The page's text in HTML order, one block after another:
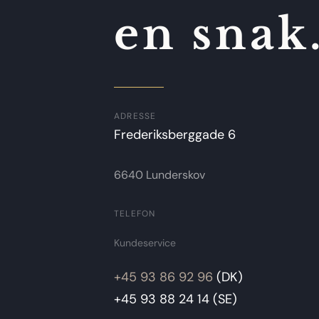
en
ADRESSE
Frederiksberggade 6
6640 Lunderskov
TELEFON
Kundeservice
+45 93 86 92 96 (DK)
+45 93 88 24 14 (SE)